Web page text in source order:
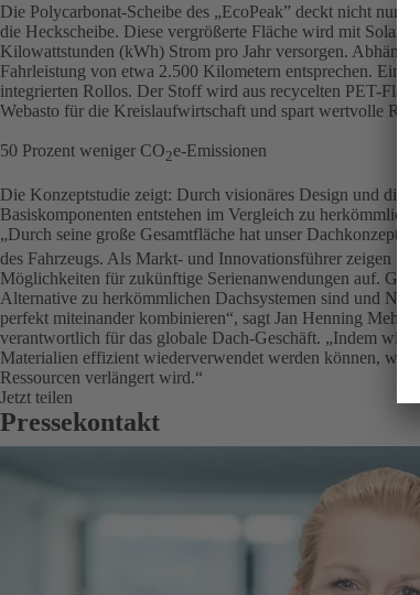
Die Polycarbonat-Scheibe des „EcoPeak” deckt nicht nur
die Heckscheibe. Diese vergrößerte Fläche wird mit
Kilowattstunden (kWh) Strom pro Jahr versorgen.
Fahrleistung von etwa 2.500 Kilometern entsprechen. Ein
integrierten Rollos. Der Stoff wird aus recycelten PET-
Webasto für die Kreislaufwirtschaft und spart wertvolle
50 Prozent weniger CO2e-Emissionen
Die Konzeptstudie zeigt: Durch visionäres Design und die
Basiskomponenten entstehen im Vergleich zu
„Durch seine große Gesamtfläche hat unser Dachkonzept
des Fahrzeugs. Als Markt- und Innovationsführer zeigen
Möglichkeiten für zukünftige Serienanwendungen auf.
Alternative zu herkömmlichen Dachsystemen sind und
perfekt miteinander kombinieren“, sagt Jan Henning
verantwortlich für das globale Dach-Geschäft. „Indem wir
Materialien effizient wiederverwendet werden können,
Ressourcen verlängert wird.“
Jetzt teilen
Pressekontakt